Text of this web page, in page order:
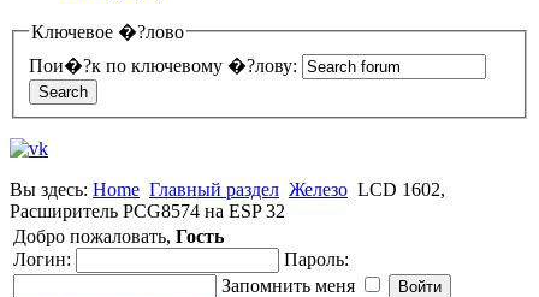
Ключевое �?лово
Пои�?к по ключевому �?лову:
Вы здесь: Home Главный раздел Железо LCD 1602,
Расширитель PCG8574 на ESP 32
Добро пожаловать, Гость
Логин:
Пароль:
Запомнить меня